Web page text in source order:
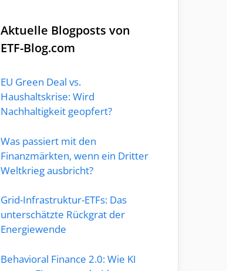
Aktuelle Blogposts von
ETF-Blog.com
EU Green Deal vs.
Haushaltskrise: Wird
Nachhaltigkeit geopfert?
Was passiert mit den
Finanzmärkten, wenn ein Dritter
Weltkrieg ausbricht?
Grid-Infrastruktur-ETFs: Das
unterschätzte Rückgrat der
Energiewende
Behavioral Finance 2.0: Wie KI